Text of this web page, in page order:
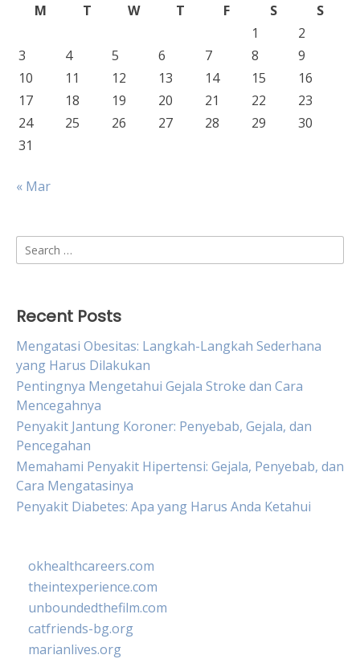
M T W T F S
S
1
2
3
4 5 6 7 8
9
10
11 12 13 14 15
16
17
18 19 20 21 22
23
24
25 26 27 28 29
30
31
« Mar
Search
for:
Recent Posts
Mengatasi Obesitas: Langkah-Langkah Sederhana
yang Harus Dilakukan
Pentingnya Mengetahui Gejala Stroke dan Cara
Mencegahnya
Penyakit Jantung Koroner: Penyebab, Gejala, dan
Pencegahan
Memahami Penyakit Hipertensi: Gejala, Penyebab, dan
Cara Mengatasinya
Penyakit Diabetes: Apa yang Harus Anda Ketahui
okhealthcareers.com
theintexperience.com
unboundedthefilm.com
catfriends-bg.org
marianlives.org